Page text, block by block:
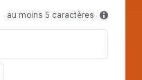
au moins 5 caractères